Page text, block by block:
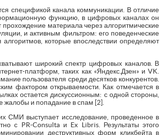
спецификой канала коммуникации. В отличие
функцию, в цифровых каналах он
материала через алгоритмические
и активным фильтром: его поведенческие
которые впоследствии определяют
широкий спектр цифровых каналов. В
платформ, таких как «Яндекс.Дзен» и VK.
пользователя среди десятков конкурентов.
фактором открываемости. Как отмечается в
остается дискуссионным: с одной стороны,
жалобы и попадание в спам [2].
СМИ выступает исследование, проведенное в
с PR-Consulta и Ex Libris. Результаты этого
деструктивных форм кликбейта в